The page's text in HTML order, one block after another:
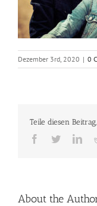
Dezember 3rd, 2020 | 0
Teile diesen
Facebook
Twitter
About the